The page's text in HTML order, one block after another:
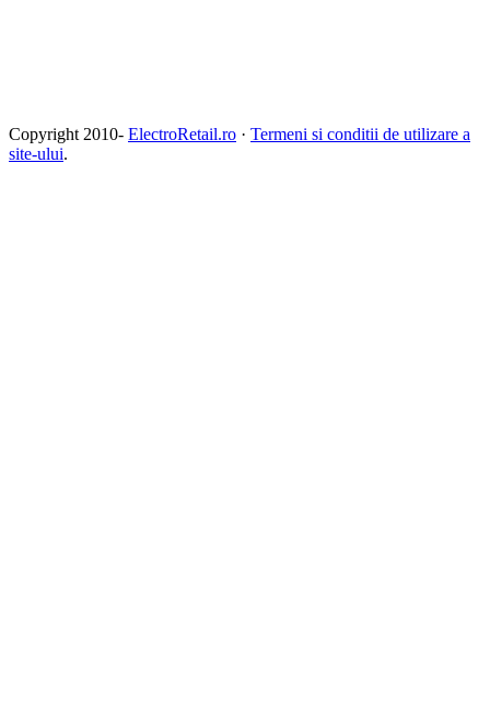
Copyright 2010- ElectroRetail.ro · Termeni si conditii de utilizare a
site-ului.